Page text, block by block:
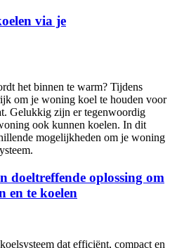
via je
het binnen te warm? Tijdens
om je woning koel te houden voor
Gelukkig zijn er tegenwoordig
ook kunnen koelen. In dit
mogelijkheden om je woning
doeltreffende oplossing om
en te koelen
dat efficiënt, compact en